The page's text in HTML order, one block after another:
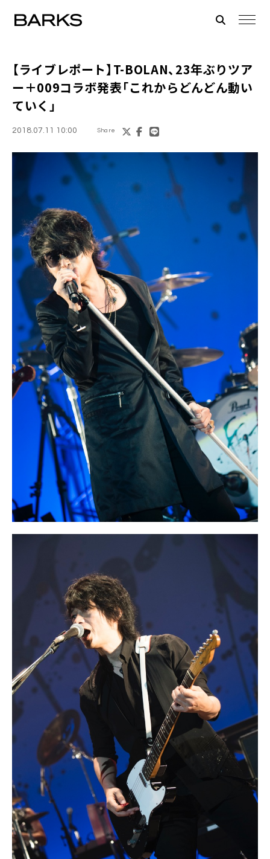
【ライブレポート】 T-BOLAN、23年ぶりツア
ー＋009コラボ発表「これからどんどん動い
ていく」
2018.07.11 10:00 Share